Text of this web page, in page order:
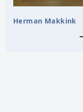
Herman Makkink